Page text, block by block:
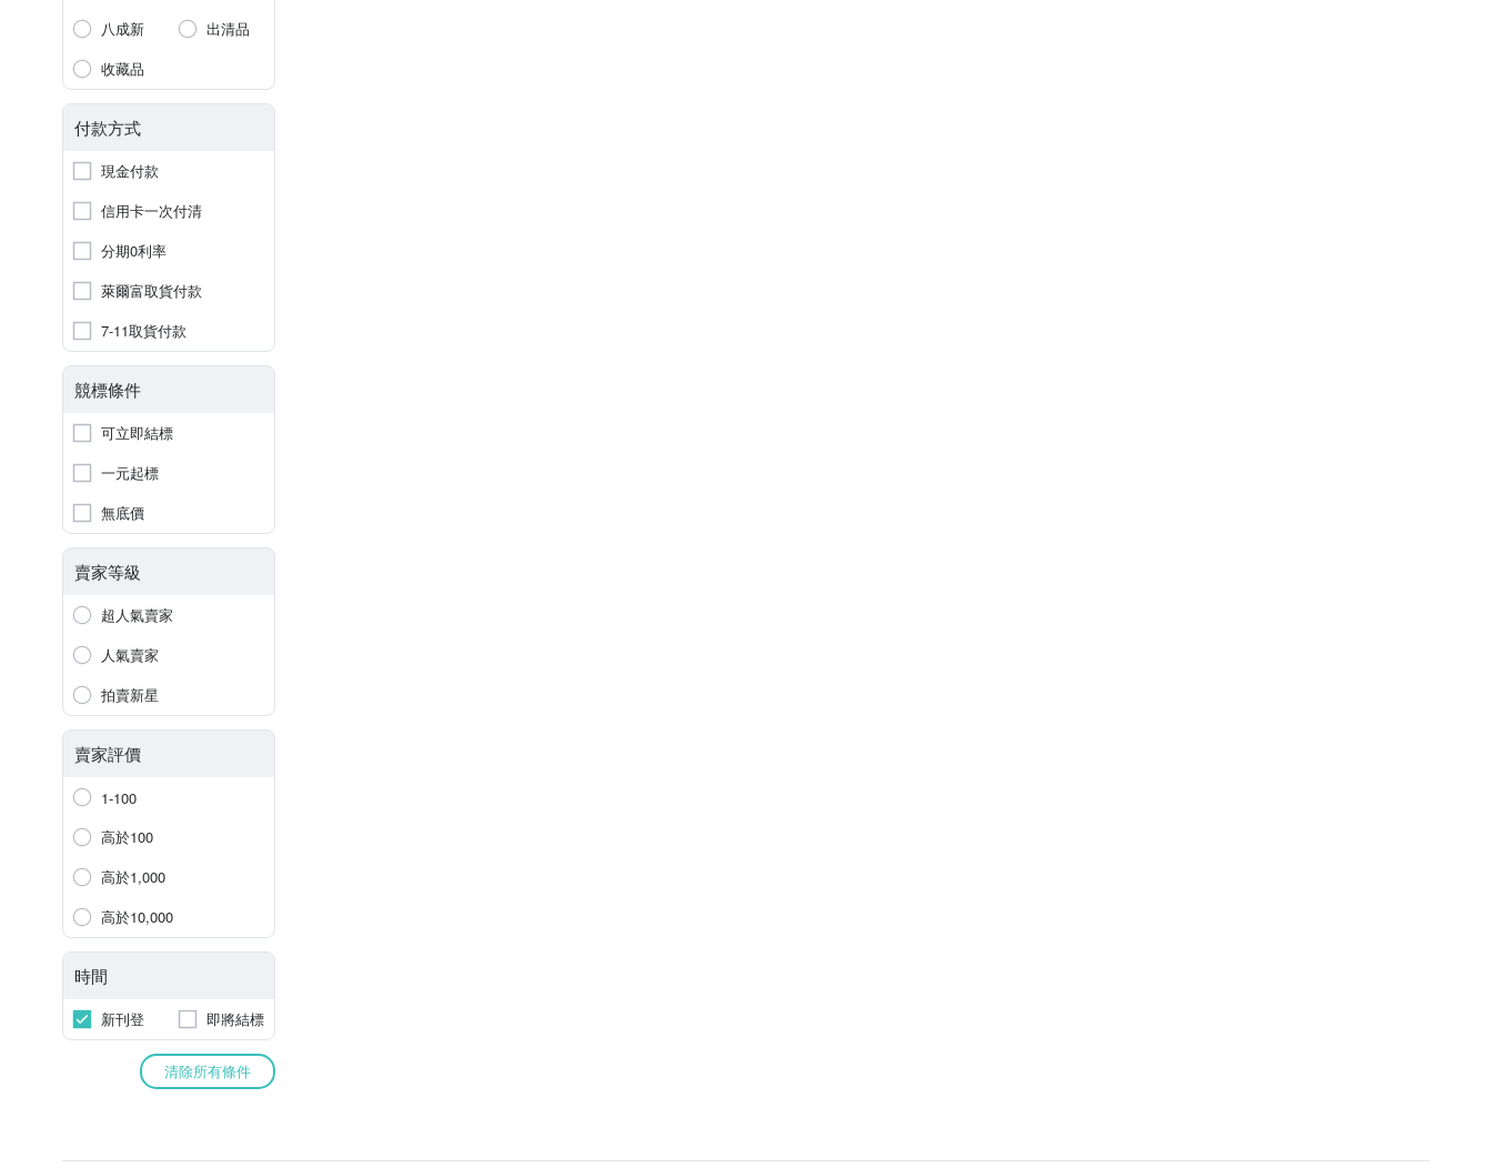
八成新
出清品
收藏品
付款方式
現金付款
信用卡一次付清
分期0利率
萊爾富取貨付款
7-11取貨付款
競標條件
可立即結標
一元起標
無底價
賣家等級
超人氣賣家
人氣賣家
拍賣新星
賣家評價
1-100
高於100
高於1,000
高於10,000
時間
新刊登 即將結標
清除所有條件